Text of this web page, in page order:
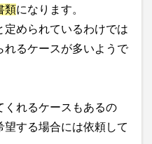
類になります。
定められているわけでは
れるケースが多いようで
くれるケースもあるの
する場合には依頼して